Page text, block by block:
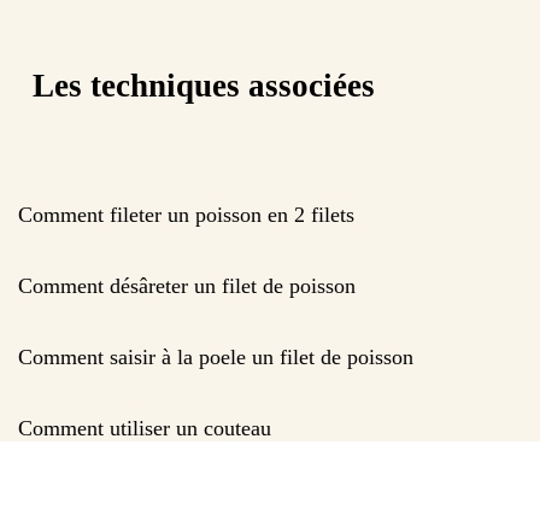
Les techniques associées
Comment fileter un poisson en 2 filets
Comment désâreter un filet de poisson
Comment saisir à la poele un filet de poisson
Comment utiliser un couteau